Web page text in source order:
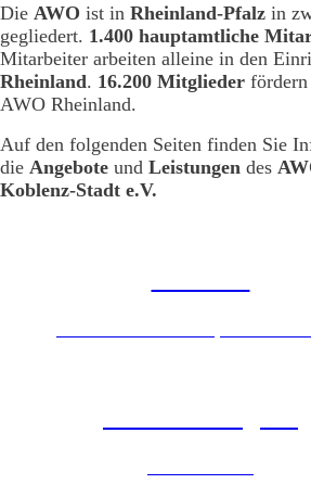
Die AWO ist in Rheinland-Pfalz in
gegliedert. 1.400 hauptamtliche
Mitarbeiter arbeiten alleine in den
Rheinland. 16.200 Mitglieder
AWO Rheinland.
Auf den folgenden Seiten finden Sie
die Angebote und Leistungen des
Koblenz-Stadt e.V.